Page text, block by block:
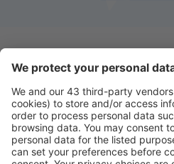
Descarga